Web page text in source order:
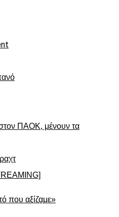
ΠΑΟΚ, μένουν τα
που αξίζαμε»